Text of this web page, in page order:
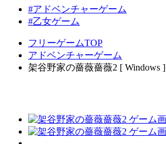
#アドベンチャーゲーム
#乙女ゲーム
フリーゲームTOP
アドベンチャーゲーム
架谷野家の薔薇薔薇2 [ Windows ]